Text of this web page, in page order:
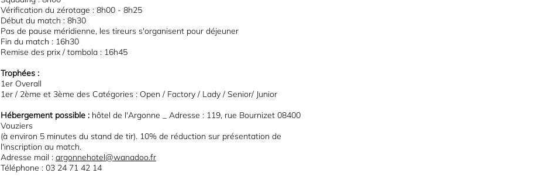
Vérification du zérotage : 8h00 - 8h25
Début du match : 8h30
Pas de pause méridienne, les tireurs s'organisent pour déjeuner
Fin du match : 16h30
Remise des prix / tombola : 16h45
Trophées :
1er Overall
1er / 2ème et 3ème des Catégories : Open / Factory / Lady / Senior/ Junior
Hébergement possible : hôtel de l'Argonne _ Adresse : 119, rue Bournizet 08400
Vouziers
(à environ 5 minutes du stand de tir). 10% de réduction sur présentation de
l'inscription au match.
Adresse mail : argonnehotel@wanadoo.fr
Téléphone : 03 24 71 42 14